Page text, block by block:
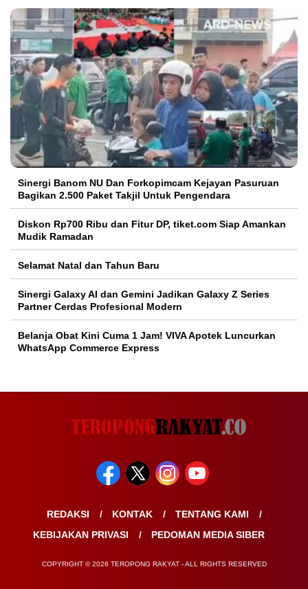
Sinergi Banom NU Dan Forkopimcam Kejayan Pasuruan
Bagikan 2.500 Paket Takjil Untuk Pengendara
Diskon Rp700 Ribu dan Fitur DP, tiket.com Siap Amankan
Mudik Ramadan
Selamat Natal dan Tahun Baru
Sinergi Galaxy AI dan Gemini Jadikan Galaxy Z Series
Partner Cerdas Profesional Modern
Belanja Obat Kini Cuma 1 Jam! VIVA Apotek Luncurkan
WhatsApp Commerce Express
REDAKSI KONTAK
TENTANG KAMI
KEBIJAKAN PRIVASI
PEDOMAN MEDIA SIBER
COPYRIGHT © 2026 TEROPONG RAKYAT - ALL RIGHTS RESERVED